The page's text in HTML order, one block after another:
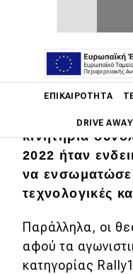
ΕΠΙΚΑΙΡΌΤΗΤΑ
DRIVE AWAY
Main navigation
Επικαιρότητα
Νέα μοντέλα
Πρωτότυπα
Ελλάδα
Το Παγκόσμιο
ανέκαθεν
τεχνολογίας. Η
κινητήρια
2022 ήταν
να
τεχνολογικές
Παράλληλα, οι
αφού τα
κατηγορίας